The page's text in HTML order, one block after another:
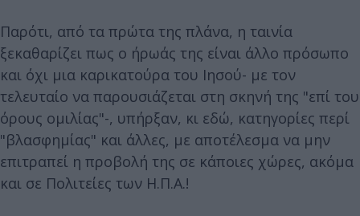
Παρότι, από τα πρώτα της πλάνα, η ταινία
ξεκαθαρίζει πως ο ήρωάς της είναι άλλο πρόσωπο
και όχι μια καρικατούρα του Ιησού- με τον
τελευταίο να παρουσιάζεται στη σκηνή της "επί του
όρους ομιλίας"-, υπήρξαν, κι εδώ, κατηγορίες περί
"βλασφημίας" και άλλες, με αποτέλεσμα να μην
επιτραπεί η προβολή της σε κάποιες χώρες, ακόμα
και σε Πολιτείες των Η.Π.Α.!